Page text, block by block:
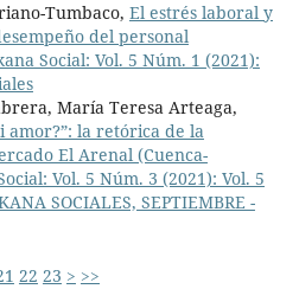
Tumbaco, El estrés laboral y
del personal
Social: Vol. 5 Núm. 1 (2021):
María Teresa Arteaga,
amor?”: la retórica de la
El Arenal (Cuenca-
Vol. 5 Núm. 3 (2021): Vol. 5
SOCIALES, SEPTIEMBRE -
22 23 > >>